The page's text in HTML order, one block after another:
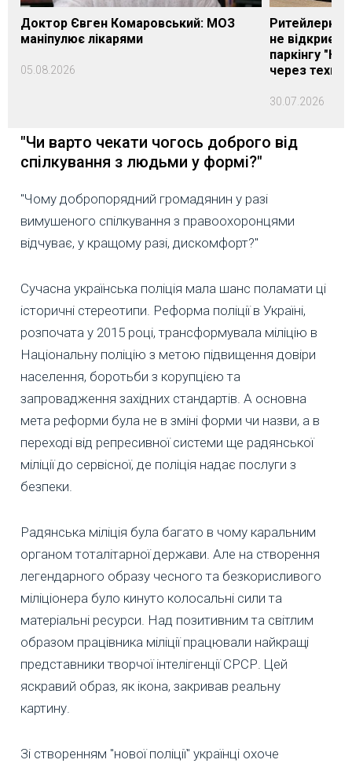
Доктор Євген Комаровський: МОЗ
маніпулює лікарями
05.08.2026
Ритейлерка
не
паркінгу
через
30.07.2026
"Чи варто чекати чогось доброго від
спілкування з людьми у формі?"
"Чому добропорядний громадянин у разі
вимушеного спілкування з правоохоронцями
відчуває, у кращому разі, дискомфорт?"
Сучасна українська поліція мала шанс поламати ці
історичні стереотипи. Реформа поліції в Україні,
розпочата у 2015 році, трансформувала міліцію в
Національну поліцію з метою підвищення довіри
населення, боротьби з корупцією та
запровадження західних стандартів. А основна
мета реформи була не в зміні форми чи назви, а в
переході від репресивної системи ще радянської
міліції до сервісної, де поліція надає послуги з
безпеки.
Радянська міліція була багато в чому каральним
органом тоталітарної держави. Але на створення
легендарного образу чесного та безкорисливого
міліціонера було кинуто колосальні сили та
матеріальні ресурси. Над позитивним та світлим
образом працівника міліції працювали найкращі
представники творчої інтелігенції СРСР. Цей
яскравий образ, як ікона, закривав реальну
картину.
Зі створенням "нової поліції" українці охоче